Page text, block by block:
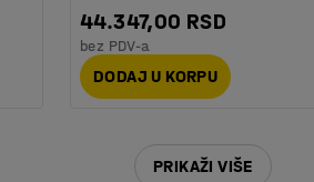
44.347,00 RSD
bez PDV-a
DODAJ U KORPU
PRIKAŽI VIŠE